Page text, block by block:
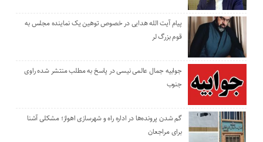
پیام آیت الله هدایی در خصوص توهین یک نماینده مجلس به
قوم بزرگ لر
جوابیه جمال عالمی نیسی در پاسخ به مطلب منتشر شده راوی
جنوب
گم شدن پرونده‌ها در اداره راه و شهرسازی اهواز؛ مشکلی آشنا
برای مراجعان